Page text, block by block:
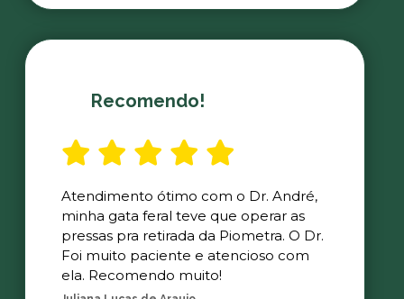
Recomendo!
Atendimento ótimo com o Dr. André,
minha gata feral teve que operar as
pressas pra retirada da Piometra. O Dr.
Foi muito paciente e atencioso com
ela. Recomendo muito!